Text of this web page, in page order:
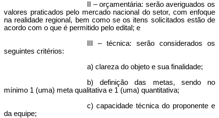
II – orçamentária: serão averiguados os
valores praticados pelo mercado nacional do setor, com enfoque
na realidade regional, bem como se os itens solicitados estão de
acordo com o que é permitido pelo edital; e
III – técnica: serão considerados os
seguintes critérios:
a) clareza do objeto e sua finalidade;
b) definição das metas, sendo no
mínimo 1 (uma) meta qualitativa e 1 (uma) quantitativa;
c) capacidade técnica do proponente e
da equipe;